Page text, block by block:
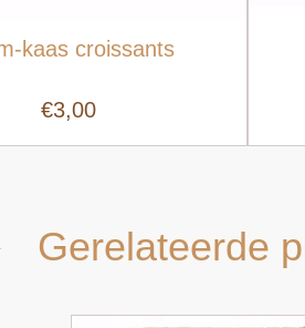
kaas croissants
€3,00
Gerelateerde